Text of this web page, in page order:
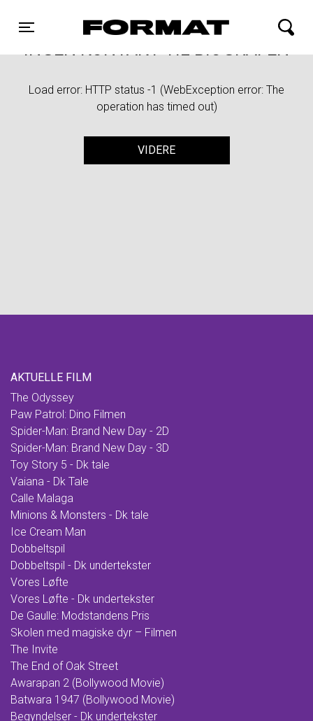
Toggle navigation
FORMAT Biograf
INGEN KONTAKT TIL BIOGRAFEN
Load error: HTTP status -1 (WebException error: The
operation has timed out)
VIDERE
AKTUELLE FILM
The Odyssey
Paw Patrol: Dino Filmen
Spider-Man: Brand New Day - 2D
Spider-Man: Brand New Day - 3D
Toy Story 5 - Dk tale
Vaiana - Dk Tale
Calle Malaga
Minions & Monsters - Dk tale
Ice Cream Man
Dobbeltspil
Dobbeltspil - Dk undertekster
Vores Løfte
Vores Løfte - Dk undertekster
De Gaulle: Modstandens Pris
Skolen med magiske dyr – Filmen
The Invite
The End of Oak Street
Awarapan 2 (Bollywood Movie)
Batwara 1947 (Bollywood Movie)
Begyndelser - Dk undertekster